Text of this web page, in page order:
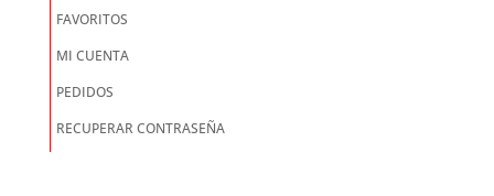
FAVORITOS
MI CUENTA
PEDIDOS
RECUPERAR CONTRASEÑA